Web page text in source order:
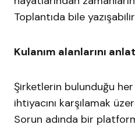
Toplantıda bile
Kulanım alanlarını
Şirketlerin bulunduğu
ihtiyacını karşılamak
Sorun adında bir